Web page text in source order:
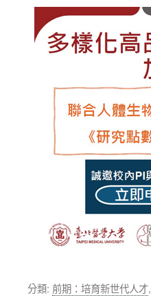
分類: 前期：培育新世代人才,